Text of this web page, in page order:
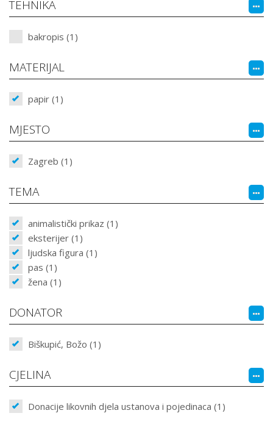
TEHNIKA
bakropis (1)
MATERIJAL
papir (1)
MJESTO
Zagreb (1)
TEMA
animalistički prikaz (1)
eksterijer (1)
ljudska figura (1)
pas (1)
žena (1)
DONATOR
Biškupić, Božo (1)
CJELINA
Donacije likovnih djela ustanova i pojedinaca (1)